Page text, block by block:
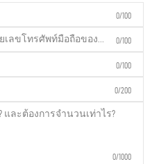
0/100
0/100
0/100
0/200
0/1000